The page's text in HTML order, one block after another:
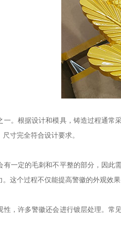
一。根据设计和模具，铸造过程通常
寸完全符合设计要求。
一定的毛刺和不平整的部分，因此
这个过程不仅能提高警徽的外观效果
性，许多警徽还会进行镀层处理。常